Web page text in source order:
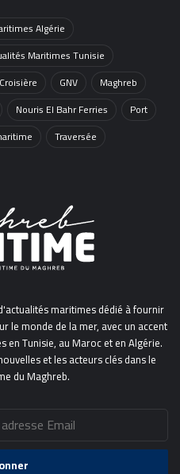
Algérie
Maritimes Tunisie
Croisière GNV
Maghreb
Nouris El Bahr Ferries
Port
Traversée
maritimes dédié à fournir
le monde de la mer, avec un accent
Tunisie, au Maroc et en Algérie.
et les acteurs clés dans le
du Maghreb.